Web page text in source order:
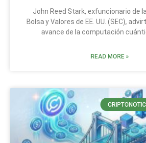
John Reed Stark, exfuncionario de
Bolsa y Valores de EE. UU. (SEC),
avance de la computación
READ MORE »